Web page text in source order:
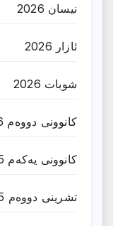
نیسان 2026
ئازار 2026
شوبات 2026
کانوونی دووەم 2026
کانوونی یەکەم 2025
تشرینی دووەم 2025